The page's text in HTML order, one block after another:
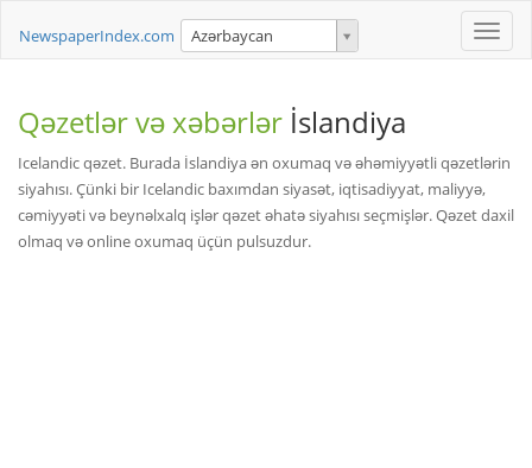
Toggle
NewspaperIndex.com Azərbaycan
Qəzetlər və xəbərlər İslandiya
Icelandic qəzet. Burada İslandiya ən oxumaq və əhəmiyyətli qəzetlərin
siyahısı. Çünki bir Icelandic baxımdan siyasət, iqtisadiyyat, maliyyə,
cəmiyyəti və beynəlxalq işlər qəzet əhatə siyahısı seçmişlər. Qəzet daxil
olmaq və online oxumaq üçün pulsuzdur.